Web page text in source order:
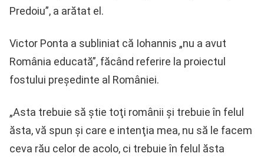
Predoiu”, a arătat el.
Victor Ponta a subliniat că Iohannis „nu a avut
România educată”, făcând referire la proiectul
fostului președinte al României.
„Asta trebuie să ştie toţi românii şi trebuie în felul
ăsta, vă spun şi care e intenţia mea, nu să le facem
ceva rău celor de acolo, ci trebuie în felul ăsta